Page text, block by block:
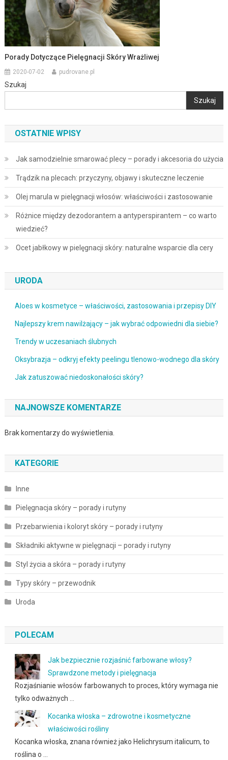
Porady Dotyczące Pielęgnacji Skóry Wrażliwej
2020-07-02 pudrovane.pl
Szukaj
Szukaj
OSTATNIE WPISY
Jak samodzielnie smarować plecy – porady i akcesoria do użycia
Trądzik na plecach: przyczyny, objawy i skuteczne leczenie
Olej marula w pielęgnacji włosów: właściwości i zastosowanie
Różnice między dezodorantem a antyperspirantem – co warto
wiedzieć?
Ocet jabłkowy w pielęgnacji skóry: naturalne wsparcie dla cery
URODA
Aloes w kosmetyce – właściwości, zastosowania i przepisy DIY
Najlepszy krem nawilżający – jak wybrać odpowiedni dla siebie?
Trendy w uczesaniach ślubnych
Oksybrazja – odkryj efekty peelingu tlenowo-wodnego dla skóry
Jak zatuszować niedoskonałości skóry?
NAJNOWSZE KOMENTARZE
Brak komentarzy do wyświetlenia.
KATEGORIE
Inne
Pielęgnacja skóry – porady i rutyny
Przebarwienia i koloryt skóry – porady i rutyny
Składniki aktywne w pielęgnacji – porady i rutyny
Styl życia a skóra – porady i rutyny
Typy skóry – przewodnik
Uroda
POLECAM
Jak bezpiecznie rozjaśnić farbowane włosy?
Sprawdzone metody i pielęgnacja
Rozjaśnianie włosów farbowanych to proces, który wymaga nie
tylko odważnych …
Kocanka włoska – zdrowotne i kosmetyczne
właściwości rośliny
Kocanka włoska, znana również jako Helichrysum italicum, to
roślina o …